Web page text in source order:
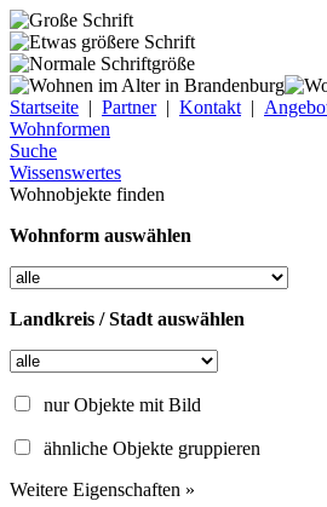
Startseite | Partner| Kontakt |
Wohnformen
Suche
Wissenswertes
Wohnobjekte finden
Wohnform auswählen
Landkreis / Stadt auswählen
nur Objekte mit Bild
ähnliche Objekte gruppieren
Weitere Eigenschaften »